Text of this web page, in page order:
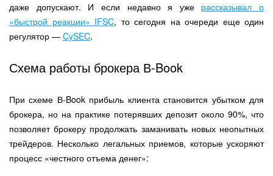
даже допускают. И если недавно я уже рассказывал о
«быстрой реакции» IFSC, то сегодня на очереди еще один
регулятор — CySEC.
Схема работы брокера В-Book
При схеме В-Book прибыль клиента становится убытком для
брокера, но на практике потерявших депозит около 90%, что
позволяет брокеру продолжать заманивать новых неопытных
трейдеров. Несколько легальных приемов, которые ускоряют
процесс «честного отъема денег»: